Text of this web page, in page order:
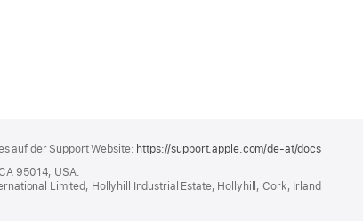
auf der Support Website: https://support.apple.com/de-at/docs(öffnet
Fenster)
95014, USA.
Limited, Hollyhill Industrial Estate, Hollyhill, Cork, Irland